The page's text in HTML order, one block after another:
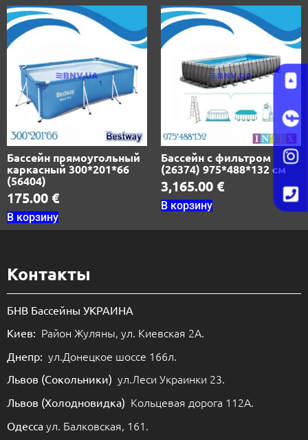
Бассейн прямоугольный
каркасный 300*201*66
(56404)
175.00 €
В корзину
Бассейн с фильтром
(26374) 975*488*132 см
3,165.00 €
В корзину
Контакты
БНВ Бассейны УКРАИНА
Киев: Район Жуляны, ул. Киевская 2А.
Днепр: ул.Донецкое шоссе 166л.
Львов (Сокольники) ул.Леси Украинки 23.
Львов (Холодновидка) Кольцевая дорога 112А.
Одесса ул. Балковская, 161.